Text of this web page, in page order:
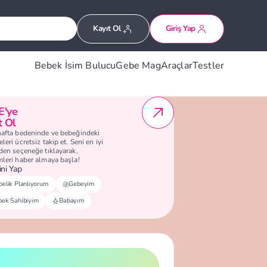
Kayıt Ol Giriş Yap
Bebek İsim BulucuGebe MagAraçlarTestler
Ol
bedeninde ve bebeğindeki
ücretsiz takip et. Seni en iyi
seçeneğe tıklayarak,
haber almaya başla!
Yap
Planlıyorum
Gebeyim
Sahibiyim
Babayım